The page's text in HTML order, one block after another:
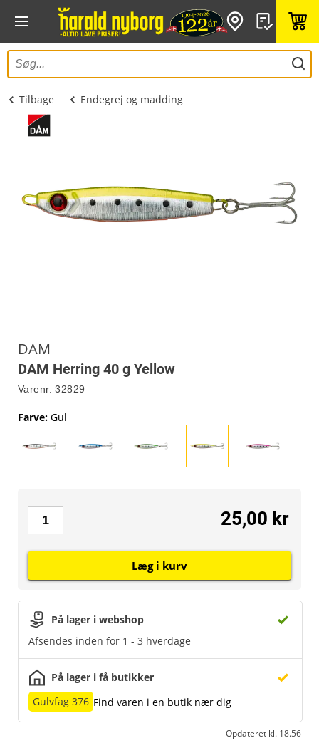
Tilbage Endegrej og madding
DAM
DAM Herring 40 g Yellow
Varenr. 32829
Farve: Gul
På lager i webshop
Afsendes inden for 1 - 3 hverdage
På lager i få butikker
Gulvfag 376 Find varen i en butik nær dig
Opdateret kl. 18.56
25,00 kr
Læg i kurv